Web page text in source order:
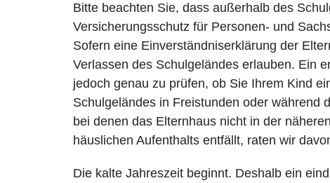
Bitte beachten Sie, dass außerhalb des
Versicherungsschutz für Personen- und
Sofern eine Einverständniserklärung der
Verlassen des Schulgeländes erlauben. Ein
jedoch genau zu prüfen, ob Sie Ihrem Kind
Schulgeländes in Freistunden oder während
bei denen das Elternhaus nicht in der
häuslichen Aufenthalts entfällt, raten wir
Die kalte Jahreszeit beginnt. Deshalb ein